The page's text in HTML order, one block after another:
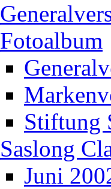
Fotoalbum
Stiftung
Saslong
Juni